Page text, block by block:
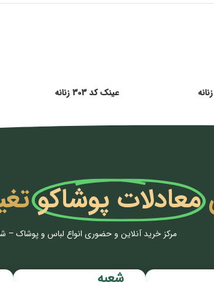
عینک کد 303 زنانه
معادلات پوشاکو
مرکز خرید آنلاین و حضوری انواع لباس‌ و پوشاک –